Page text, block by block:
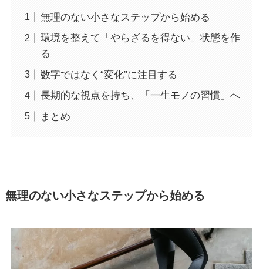
無理のない小さなステップから始める
環境を整えて「やらざるを得ない」状態を作
る
数字ではなく“変化”に注目する
長期的な視点を持ち、「一生モノの習慣」へ
まとめ
無理のない小さなステップから始める